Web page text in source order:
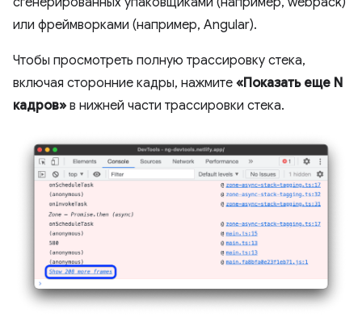
или фреймворками (например, Angular).
Чтобы просмотреть полную трассировку стека,
включая сторонние кадры, нажмите «Показать еще N
кадров» в нижней части трассировки стека.